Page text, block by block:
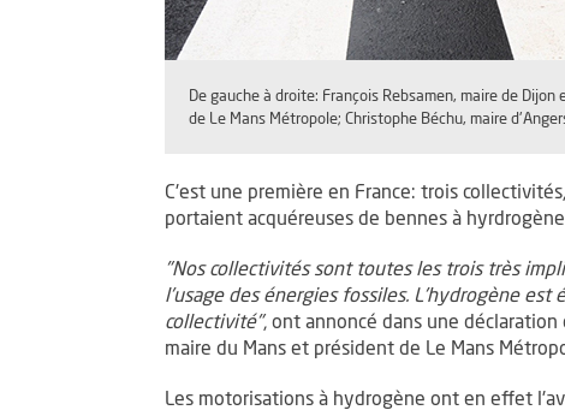
De gauche à droite: François Rebsamen, maire de
de Le Mans Métropole; Christophe Béchu, maire
C'est une première en France: trois
portaient acquéreuses de bennes à
"Nos collectivités sont toutes les trois très
l'usage des énergies fossiles. L'hydrogène
collectivité", ont annoncé dans une
maire du Mans et président de Le Mans
Les motorisations à hydrogène ont en effet